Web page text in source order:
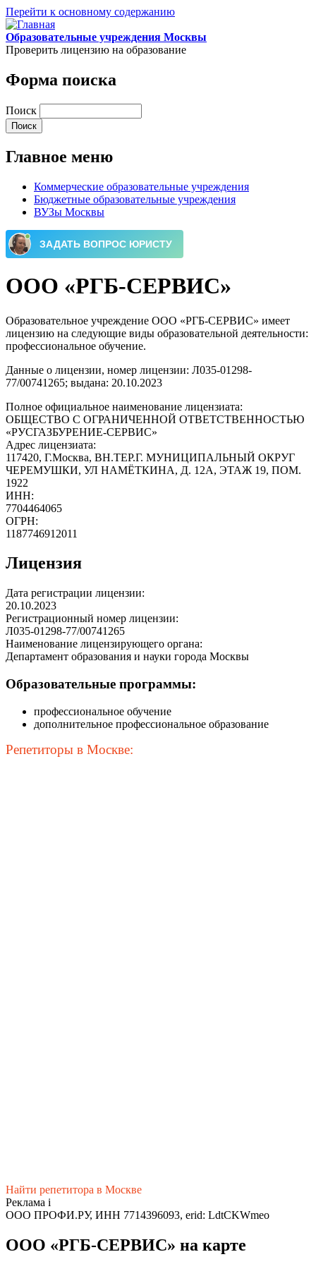
Перейти к основному содержанию
Образовательные учреждения Москвы
Проверить лицензию на образование
Форма поиска
Поиск
Главное меню
Коммерческие образовательные учреждения
Бюджетные образовательные учреждения
ВУЗы Москвы
ООО «РГБ-СЕРВИС»
Образовательное учреждение ООО «РГБ-СЕРВИС» имеет
лицензию на следующие виды образовательной деятельности:
профессиональное обучение.
Данные о лицензии, номер лицензии: Л035-01298-
77/00741265; выдана: 20.10.2023
Полное официальное наименование лицензиата:
ОБЩЕСТВО С ОГРАНИЧЕННОЙ ОТВЕТСТВЕННОСТЬЮ
«РУСГАЗБУРЕНИЕ-СЕРВИС»
Адрес лицензиата:
117420, Г.Москва, ВН.ТЕР.Г. МУНИЦИПАЛЬНЫЙ ОКРУГ
ЧЕРЕМУШКИ, УЛ НАМЁТКИНА, Д. 12А, ЭТАЖ 19, ПОМ.
1922
ИНН:
7704464065
ОГРН:
1187746912011
Лицензия
Дата регистрации лицензии:
20.10.2023
Регистрационный номер лицензии:
Л035-01298-77/00741265
Наименование лицензирующего органа:
Департамент образования и науки города Москвы
Образовательные программы:
профессиональное обучение
дополнительное профессиональное образование
Репетиторы в Москве:
Найти репетитора в Москве
Реклама i
ООО ПРОФИ.РУ, ИНН 7714396093, erid: LdtCKWmeo
ООО «РГБ-СЕРВИС» на карте